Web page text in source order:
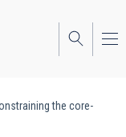
the core-